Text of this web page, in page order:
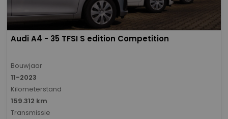
Audi A4 - 35 TFSI S edition Competition
Bouwjaar
11-2023
Kilometerstand
159.312 km
Transmissie